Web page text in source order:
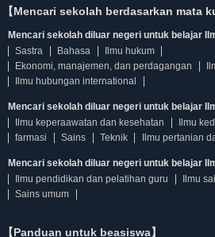
【Mencari sekolah berdasarkan mata
Mencari sekolah diluar negeri untuk belajar
Sastra
Bahasa
Ilmu hukum
Ekonomi, manajemen, dan perdagangan
Ilmu hubungan international
Mencari sekolah diluar negeri untuk belajar
Ilmu keperaawatan dan kesehatan
Ilmu
farmasi
Sains Teknik Ilmu pertanian
Mencari sekolah diluar negeri untuk belajar
Ilmu pendidikan dan pelatihan guru
Ilmu
Sains umum
【Panduan untuk beasiswa】